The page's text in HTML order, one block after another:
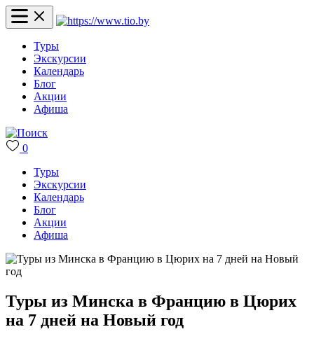
Туры
Экскурсии
Календарь
Блог
Акции
Афиша
0
Туры
Экскурсии
Календарь
Блог
Акции
Афиша
Туры из Минска в Францию в Цюрих
на 7 дней на Новый год